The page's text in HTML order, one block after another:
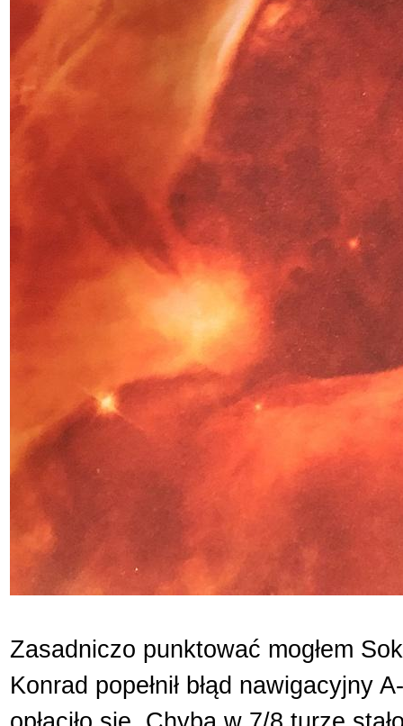
Zasadniczo punktować mogłem
Konrad popełnił błąd nawigacyjny